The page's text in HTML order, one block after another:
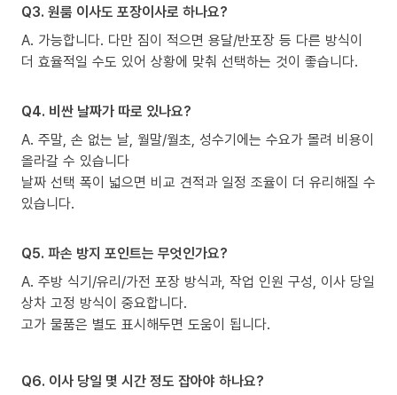
Q3. 원룸 이사도 포장이사로 하나요?
A. 가능합니다. 다만 짐이 적으면 용달/반포장 등 다른 방식이
더 효율적일 수도 있어 상황에 맞춰 선택하는 것이 좋습니다.
Q4. 비싼 날짜가 따로 있나요?
A. 주말, 손 없는 날, 월말/월초, 성수기에는 수요가 몰려 비용이
올라갈 수 있습니다
날짜 선택 폭이 넓으면 비교 견적과 일정 조율이 더 유리해질 수
있습니다.
Q5. 파손 방지 포인트는 무엇인가요?
A. 주방 식기/유리/가전 포장 방식과, 작업 인원 구성, 이사 당일
상차 고정 방식이 중요합니다.
고가 물품은 별도 표시해두면 도움이 됩니다.
Q6. 이사 당일 몇 시간 정도 잡아야 하나요?